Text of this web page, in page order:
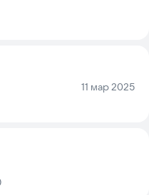
способствует
и сделает нас
Ему.
устройств.*
прямо сейчас.
Дата:
11 мар 2025